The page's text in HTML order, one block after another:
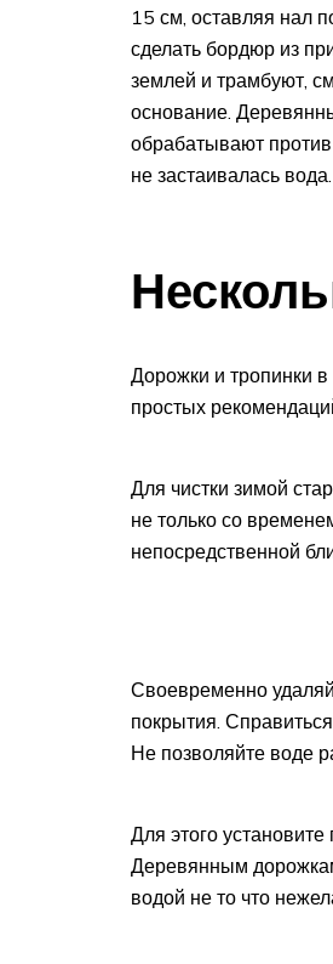
15 см, оставляя нал
сделать бордюр из
землей и трамбуют,
основание.
обрабатывают
не застаивалась вода.
Дорожки и тропинки
простых
Для чистки зимой
не только со
непосредственной
Своевременно
покрытия.
Не позволяйте воде
Для этого
Деревянным
водой не то что